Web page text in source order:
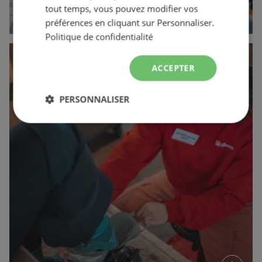
d'équipement
tout temps, vous pouvez modifier vos
préférences en cliquant sur Personnaliser.
Politique de confidentialité
ACCEPTER
PERSONNALISER